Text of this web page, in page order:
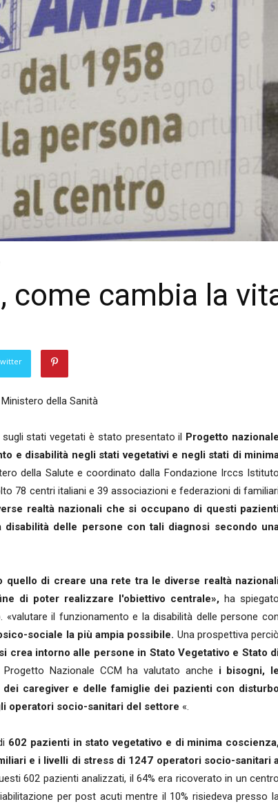
come cambia la
della Sanità
stati vegetati è stato presentato il
Progetto nazionale
e disabilità negli stati vegetativi e negli stati di
della Salute e coordinato dalla Fondazione Irccs Istituto
78 centri italiani e 39 associazioni e federazioni di familiari
realtà nazionali che si occupano di questi
delle persone con tali diagnosi secondo
quello di creare una rete tra le diverse realtà
di poter realizzare l'obiettivo centrale», ha spiegato
«valutare il funzionamento e la disabilità delle persone con
sociale la più ampia possibile. Una prospettiva perciò
crea intorno alle persone in Stato Vegetativo e Stato
Nazionale CCM ha valutato anche i bisogni, le
caregiver e delle famiglie dei pazienti con disturbo
operatori socio-sanitari del settore «.
602 pazienti in stato vegetativo e di minima
e i livelli di stress di 1247 operatori socio-sanitari
602 pazienti analizzati, il 64% era ricoverato in un centro
per post acuti mentre il 10% risiedeva presso